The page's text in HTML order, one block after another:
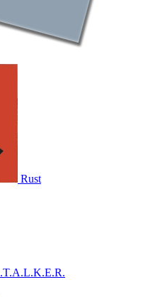
Rust